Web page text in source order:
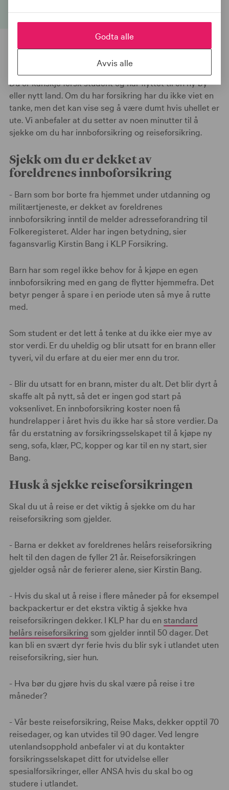
Du er kanskje fersk student og har flyttet til en ny by
eller nytt land. Om du har forsikring har du ikke viet en
tanke, men det kan vise seg å være dumt hvis uhellet er
ute. Vi anbefaler at du setter av noen minutter til å
sjekke om du har innboforsikring og reiseforsikring.
Sjekk om du er dekket av
foreldrenes innboforsikring
- Barn som bor borte fra hjemmet under utdanning og
militærtjeneste, er dekket av foreldrenes
innboforsikring inntil de melder adresseforandring til
Folkeregisteret. Alder har ingen betydning, sier
fagansvarlig Kirstin Bang i KLP Forsikring.
Barn har som regel ikke behov for å kjøpe en egen
innboforsikring med en gang de flytter hjemmefra. Det
betyr penger å spare i en periode uten så mye å rutte
med.
Som student er det lett å tenke at du ikke eier mye av
stor verdi. Er du uheldig og blir utsatt for en brann eller
tyveri, vil du erfare at du eier mer enn du tror.
- Blir du utsatt for en brann, mister du alt. Det blir dyrt å
skaffe alt på nytt, så det er ingen god start på
voksenlivet. En innboforsikring koster noen få
hundrelapper i året hvis du ikke har så store verdier. Da
får du erstatning av forsikringsselskapet til å kjøpe ny
seng, sofa, klær, PC, kopper og kar til en ny start, sier
Bang.
Husk å sjekke reiseforsikringen
Skal du ut å reise er det viktig å sjekke om du har
reiseforsikring som gjelder.
- Barna er dekket av foreldrenes helårs reiseforsikring
helt til den dagen de fyller 21 år. Reiseforsikringen
gjelder også når de ferierer alene, sier Kirstin Bang.
- Hvis du skal ut å reise i flere måneder på for eksempel
backpackertur er det ekstra viktig å sjekke hva
reiseforsikringen dekker. I KLP har du en standard
helårs reiseforsikring som gjelder inntil 50 dager. Det
kan bli en svært dyr ferie hvis du blir syk i utlandet uten
reiseforsikring, sier hun.
- Hva bør du gjøre hvis du skal være på reise i tre
måneder?
- Vår beste reiseforsikring, Reise Maks, dekker opptil 70
reisedager, og kan utvides til 90 dager. Ved lengre
utenlandsopphold anbefaler vi at du kontakter
forsikringsselskapet ditt for utvidelse eller
spesialforsikringer, eller ANSA hvis du skal bo og
studere i utlandet.
Godta alle
Avvis alle